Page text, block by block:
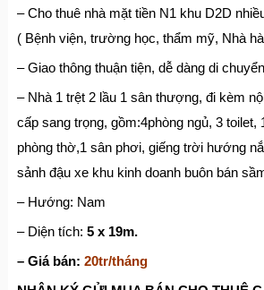
– Cho thuê nhà mặt tiền N1 khu D2D
( Bệnh viện, trường học, thẩm mỹ, Nhà
– Giao thông thuận tiện, dễ dàng di
– Nhà 1 trệt 2 lầu 1 sân thượng, đi kèm
cấp sang trọng, gồm:4phòng ngủ, 3 toilet,
phòng thờ,1 sân phơi, giếng trời hướng
sảnh đậu xe khu kinh doanh buôn bán
– Hướng: Nam
– Diện tích: 5 x 19m.
– Giá bán: 20tr/tháng